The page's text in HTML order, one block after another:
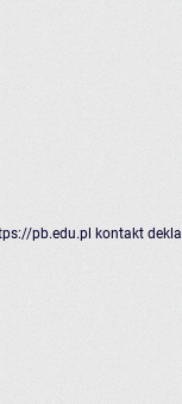
pb.edu.pl kontakt